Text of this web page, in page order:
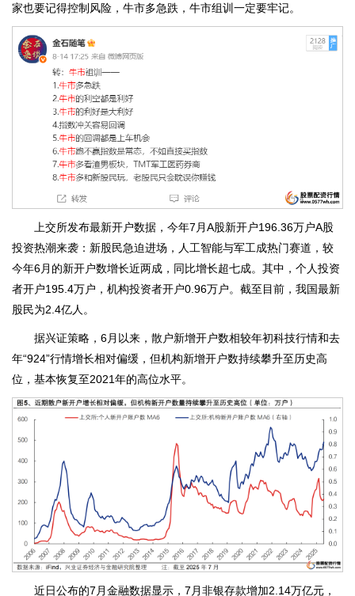
家也要记得控制风险，牛市多急跌，牛市组训一定要牢记。
上交所发布最新开户数据，今年7月A股新开户196.36万户A股
投资热潮来袭：新股民急迫进场，人工智能与军工成热门赛道，较
今年6月的新开户数增长近两成，同比增长超七成。其中，个人投资
者开户195.4万户，机构投资者开户0.96万户。截至目前，我国最新
股民为2.4亿人。
据兴证策略，6月以来，散户新增开户数相较年初科技行情和去
年“924”行情增长相对偏缓，但机构新增开户数持续攀升至历史高
位，基本恢复至2021年的高位水平。
近日公布的7月金融数据显示，7月非银存款增加2.14万亿元，